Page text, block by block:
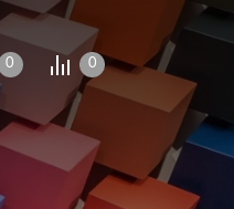
0 0